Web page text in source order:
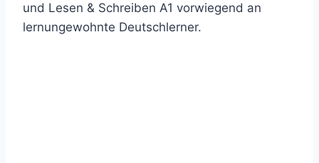
und Lesen & Schreiben A1 vorwiegend an
lernungewohnte Deutschlerner.